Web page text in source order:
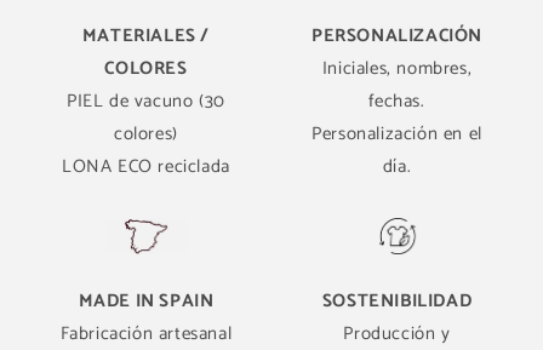
MATERIALES /
COLORES
PIEL de vacuno (30
colores)
LONA ECO reciclada
PERSONALIZACIÓN
Iniciales, nombres,
fechas.
Personalización en el
día.
MADE IN SPAIN
Fabricación artesanal
SOSTENIBILIDAD
Producción y